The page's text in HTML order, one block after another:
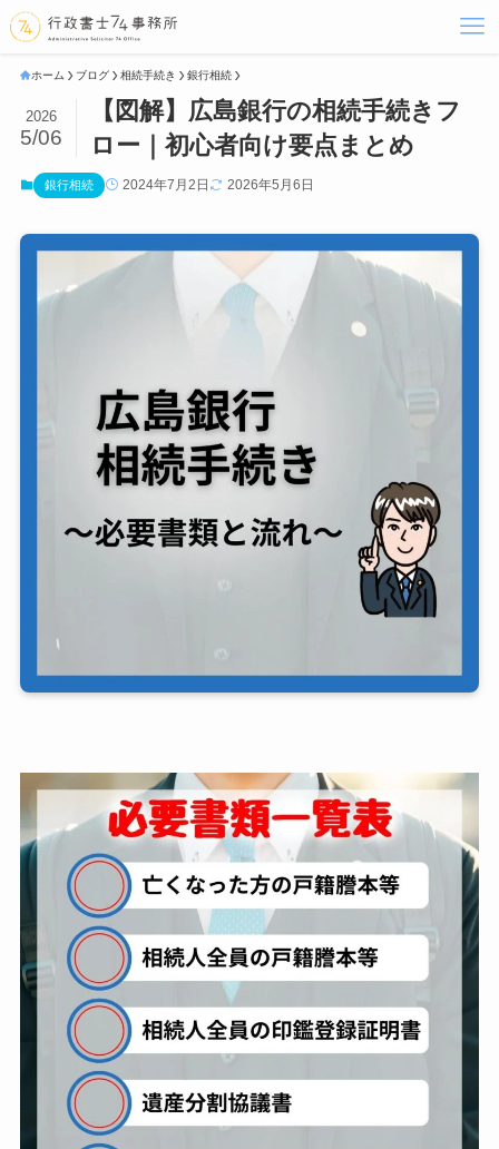
ホーム ブログ 相続手続き 銀行相続
【図解】広島銀行の相続手続きフ
ロー｜初心者向け要点まとめ
2026
5/06
銀行相続 2024年7月2日 2026年5月6日